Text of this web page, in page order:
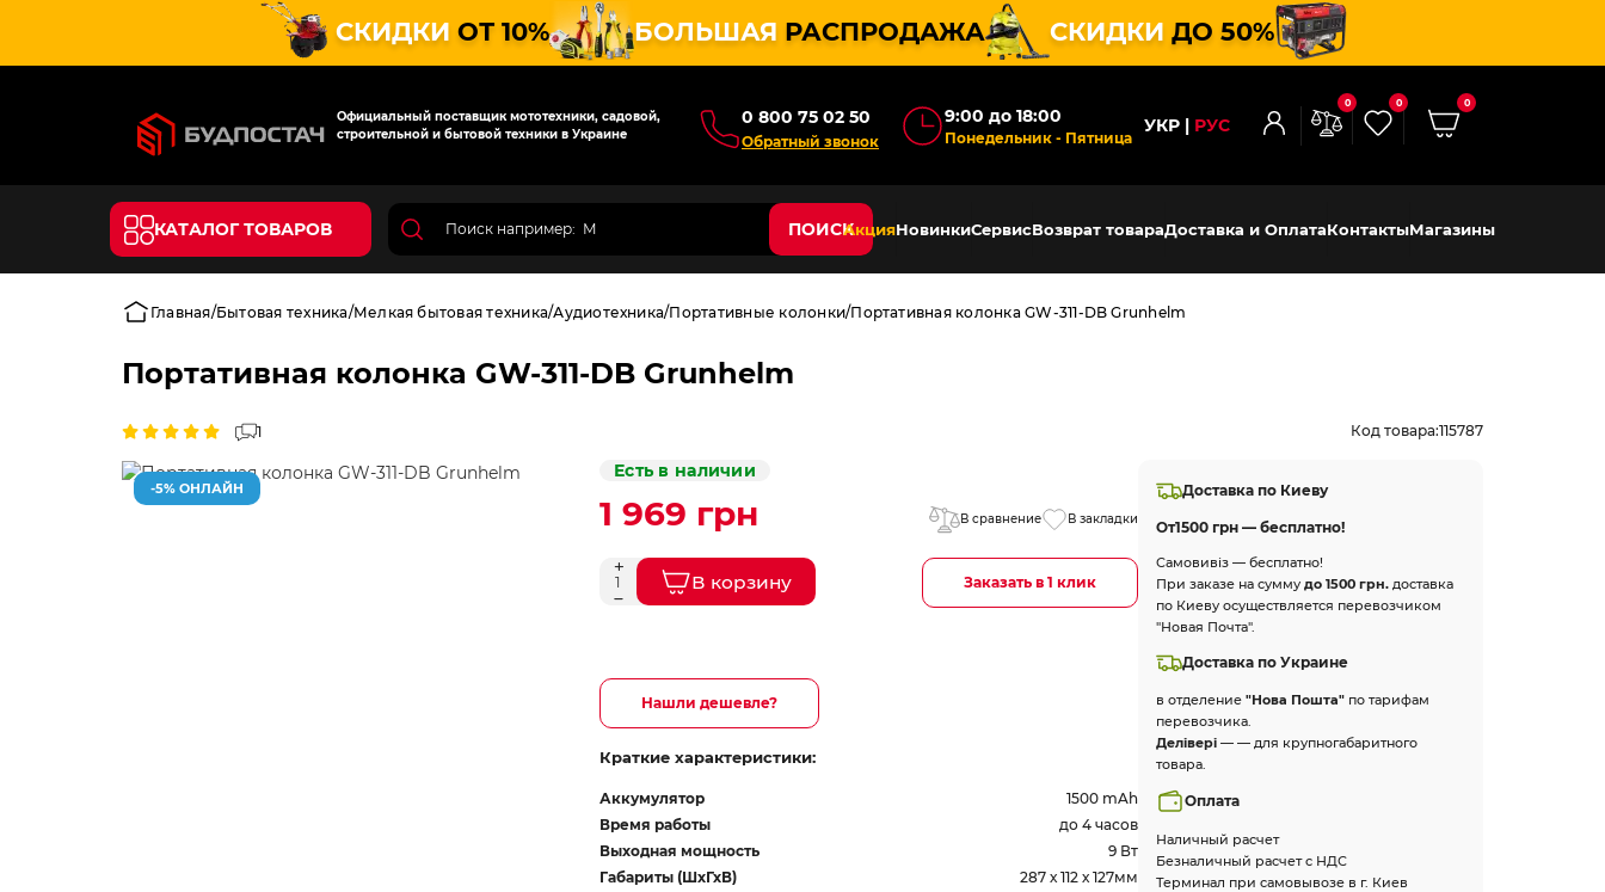
СКИДКИ ОТ 10% БОЛЬШАЯ РАСПРОДАЖА СКИДКИ ДО 50%
Официальный поставщик мототехники, садовой,
строительной и бытовой техники в Украине
0 800 75 02 50
Обратный звонок
9:00 до 18:00
Понедельник - Пятница
УКР РУС
0 0 0
КАТАЛОГ ТОВАРОВ ПОИСКАкцияНовинкиСервисВозврат товараДоставка и ОплатаКонтактыМагазины
Главная Бытовая техника Мелкая бытовая техника Аудиотехника Портативные колонки Портативная колонка GW-311-DB Grunhelm
Портативная колонка GW-311-DB Grunhelm
1 Код товара:115787
-5% ОНЛАЙН
Есть в наличии
1 969 грн В сравнение В закладки
В корзину Заказать в 1 клик
Нашли дешевле?
Краткие характеристики:
Аккумулятор
1500 mAh
Время работы
до 4 часов
Выходная мощность
9 Вт
Габариты (ШхГхВ)
287 х 112 х 127мм
Доставка по Киеву
От1500 грн — бесплатно!
Самовивіз — бесплатно!
При заказе на сумму до 1500 грн.доставка
по Киеву осуществляется перевозчиком
"Новая Почта".
Доставка по Украине
в отделение "Нова Пошта" по тарифам
перевозчика.
Делівері— — для крупногабаритного
товара.
Оплата
Наличный расчет
Безналичный расчет с НДС
Терминал при самовывозе в г. Киев